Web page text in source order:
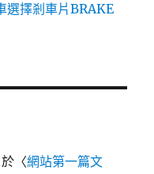
選擇剎車片BRAKE
於〈網站第一篇文